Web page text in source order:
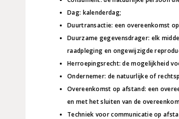
Dag: kalenderdag;
Duurtransactie: een overeenkomst
Duurzame gegevensdrager: elk
raadpleging en ongewijzigde
Herroepingsrecht: de mogelijkheid
Ondernemer: de natuurlijke of
Overeenkomst op afstand: een
en met het sluiten van de
Techniek voor communicatie op